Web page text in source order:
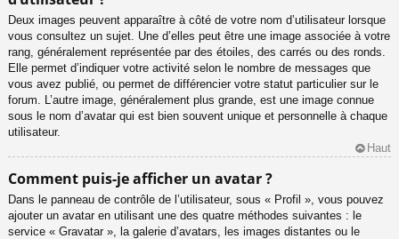
Deux images peuvent apparaître à côté de votre nom d’utilisateur lorsque
vous consultez un sujet. Une d’elles peut être une image associée à votre
rang, généralement représentée par des étoiles, des carrés ou des ronds.
Elle permet d’indiquer votre activité selon le nombre de messages que
vous avez publié, ou permet de différencier votre statut particulier sur le
forum. L’autre image, généralement plus grande, est une image connue
sous le nom d’avatar qui est bien souvent unique et personnelle à chaque
utilisateur.
Haut
Comment puis-je afficher un avatar ?
Dans le panneau de contrôle de l’utilisateur, sous « Profil », vous pouvez
ajouter un avatar en utilisant une des quatre méthodes suivantes : le
service « Gravatar », la galerie d’avatars, les images distantes ou le